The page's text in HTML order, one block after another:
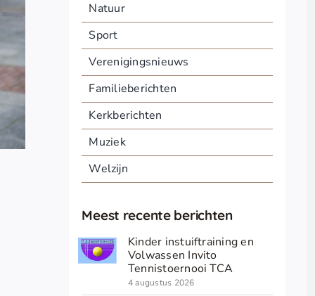
Natuur
Sport
Verenigingsnieuws
Familieberichten
Kerkberichten
Muziek
Welzijn
Meest recente berichten
Kinder instuiftraining en
Volwassen Invito
Tennistoernooi TCA
4 augustus 2026